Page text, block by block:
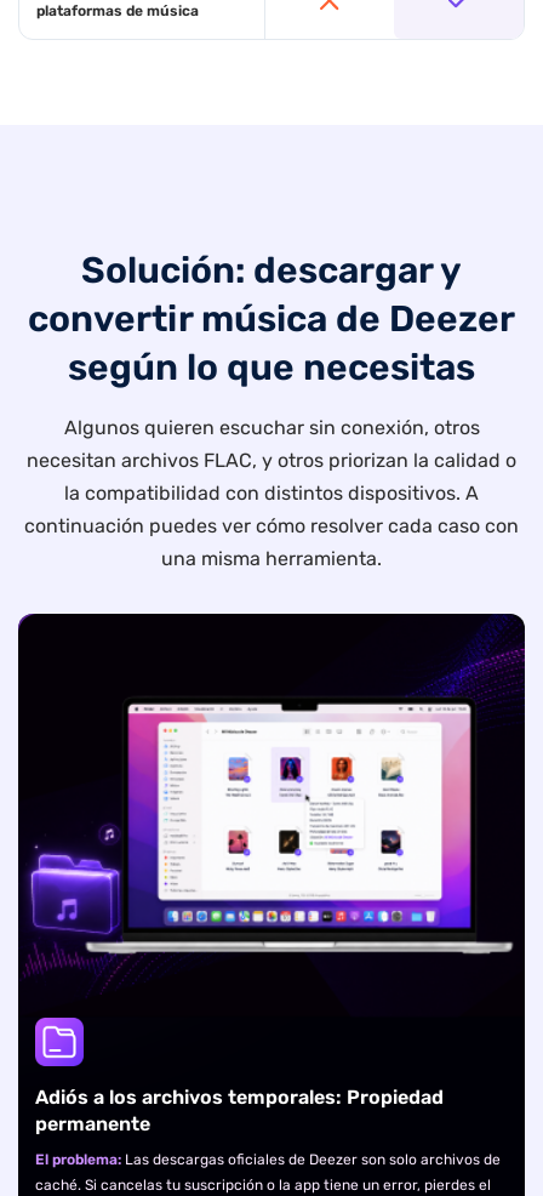
plataformas de música
Solución: descargar y
convertir música de Deezer
según lo que necesitas
Algunos quieren escuchar sin conexión, otros
necesitan archivos FLAC, y otros priorizan la calidad o
la compatibilidad con distintos dispositivos. A
continuación puedes ver cómo resolver cada caso con
una misma herramienta.
Adiós a los archivos temporales: Propiedad
permanente
El problema: Las descargas oficiales de Deezer son solo archivos de
caché. Si cancelas tu suscripción o la app tiene un error, pierdes el